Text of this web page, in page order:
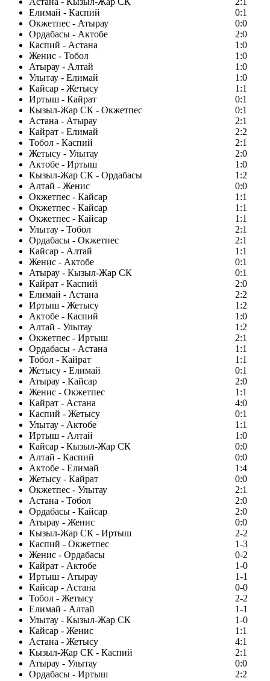
Елимай - Каспий
0:1
Окжетпес - Атырау
0:0
Ордабасы - Актобе
2:0
Каспий - Астана
1:0
Женис - Тобол
1:0
Атырау - Алтай
1:0
Улытау - Елимай
1:0
Кайсар - Жетысу
1:1
Иртыш - Кайрат
0:1
Кызыл-Жар СК - Окжетпес
0:1
Астана - Атырау
2:1
Кайрат - Елимай
2:2
Тобол - Каспий
2:1
Жетысу - Улытау
2:0
Актобе - Иртыш
1:0
Кызыл-Жар СК - Ордабасы
1:2
Алтай - Женис
0:0
Окжетпес - Кайсар
1:1
Окжетпес - Кайсар
1:1
Окжетпес - Кайсар
1:1
Улытау - Тобол
2:1
Ордабасы - Окжетпес
2:1
Кайсар - Алтай
1:1
Женис - Актобе
0:1
Атырау - Кызыл-Жар СК
0:1
Кайрат - Каспий
2:0
Елимай - Астана
2:2
Иртыш - Жетысу
1:2
Актобе - Каспий
1:0
Алтай - Улытау
1:2
Окжетпес - Иртыш
2:1
Ордабасы - Астана
1:1
Тобол - Кайрат
1:1
Жетысу - Елимай
0:1
Атырау - Кайсар
2:0
Женис - Окжетпес
1:1
Кайрат - Астана
4:0
Каспий - Жетысу
0:1
Улытау - Актобе
1:1
Иртыш - Алтай
1:0
Кайсар - Кызыл-Жар СК
0:0
Алтай - Каспий
0:0
Актобе - Елимай
1:4
Жетысу - Кайрат
0:0
Окжетпес - Улытау
2:1
Астана - Тобол
2:0
Ордабасы - Кайсар
2:0
Атырау - Женис
0:0
Кызыл-Жар СК - Иртыш
2-2
Каспий - Окжетпес
1-3
Женис - Ордабасы
0-2
Кайрат - Актобе
1-0
Иртыш - Атырау
1-1
Кайсар - Астана
0-0
Тобол - Жетысу
2-2
Елимай - Алтай
1-1
Улытау - Кызыл-Жар СК
1-0
Кайсар - Женис
1:1
Астана - Жетысу
4:1
Кызыл-Жар СК - Каспий
2:1
Атырау - Улытау
0:0
Ордабасы - Иртыш
2:2